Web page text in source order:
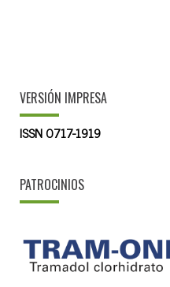
VERSIÓN IMPRESA
ISSN 0717-1919
PATROCINIOS